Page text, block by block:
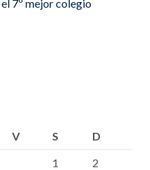
7º mejor colegio
V S
D
1
2